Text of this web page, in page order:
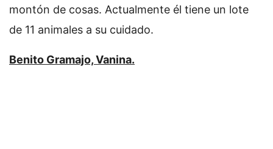
montón de cosas. Actualmente él tiene un lote
de 11 animales a su cuidado.
Benito Gramajo, Vanina.